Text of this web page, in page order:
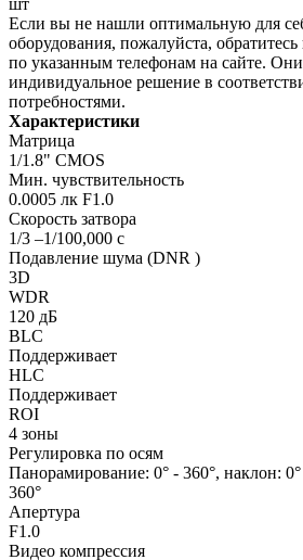
Если вы не нашли оптимальную для
оборудования, пожалуйста,
по указанным телефонам на сайте.
индивидуальное решение в
потребностями.
Характеристики
Матрица
1/1.8" CMOS
Мин. чувствительность
0.0005 лк F1.0
Скорость затвора
1/3 –1/100,000 с
Подавление шума (DNR )
3D
WDR
120 дБ
BLC
Поддерживает
HLC
Поддерживает
ROI
4 зоны
Регулировка по осям
Панорамирование: 0° - 360°, наклон:
360°
Апертура
F1.0
Видео компрессия